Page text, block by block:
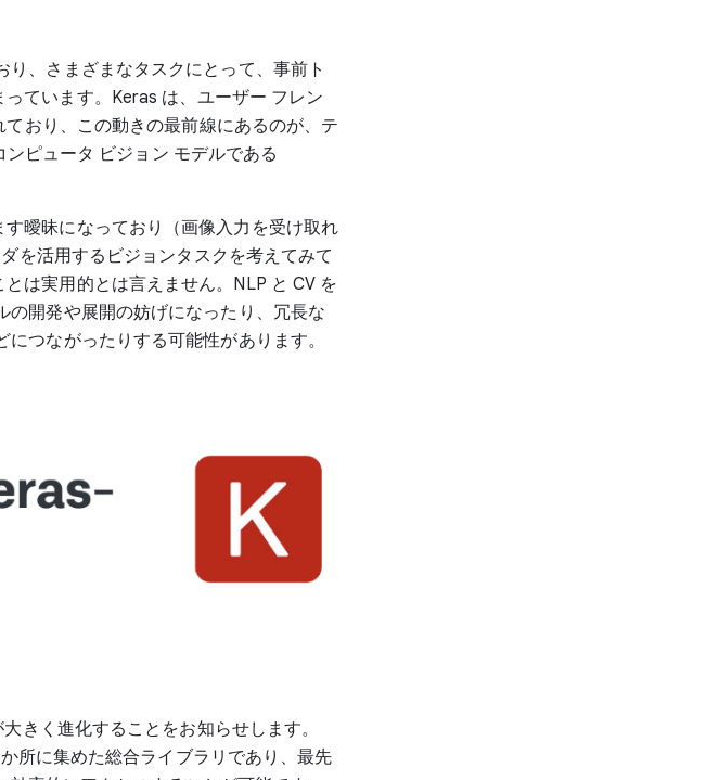
、さまざまなタスクにとって、事前ト
ています。Keras は、ユーザー フレン
おり、この動きの最前線にあるのが、テ
ピュータ ビジョン モデルである
曖昧になっており（画像入力を受け取れ
を活用するビジョンタスクを考えてみて
は実用的とは言えません。NLP と CV を
開発や展開の妨げになったり、冗長な
つながったりする可能性があります。
きく進化することをお知らせします。
所に集めた総合ライブラリであり、最先